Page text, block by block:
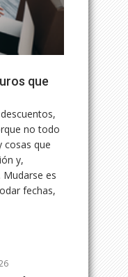
que
no todo
cosas que
y,
es
fechas,